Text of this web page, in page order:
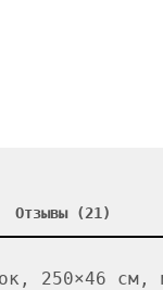
Отзывы (21)
250×46 см,